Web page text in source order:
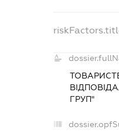
ГРУП"